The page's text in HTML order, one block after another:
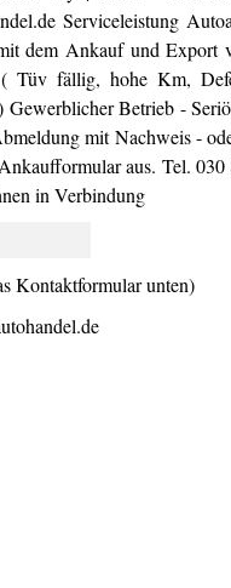
Serviceleistung
dem Ankauf und
fällig, hohe Km,
Gewerblicher Betrieb -
mit Nachweis -
aus. Tel.
in Verbindung
Kontaktformular unten)